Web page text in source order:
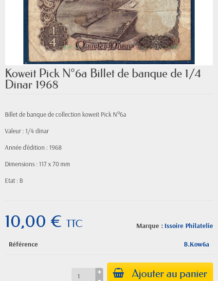
Koweit Pick N°6a Billet de banque de 1/4
Dinar 1968
Billet de banque de collection koweit Pick N°6a
Valeur : 1/4 dinar
Année d'édition : 1968
Dimensions : 117 x 70 mm
Etat : B
Marque : Issoire Philatelie
10,00 € TTC
Référence B.Kow6a
Ajouter au panier